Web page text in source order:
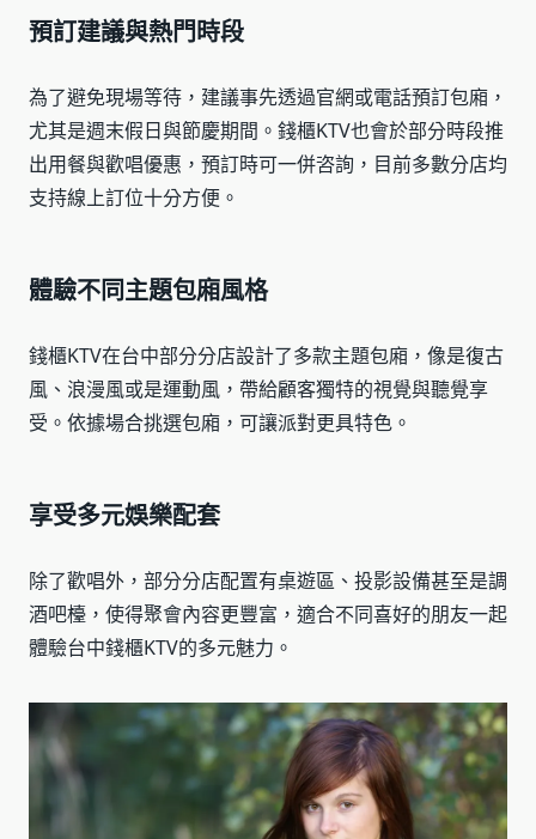
預訂建議與熱門時段
為了避免現場等待，建議事先透過官網或電話預訂包廂，
尤其是週末假日與節慶期間。錢櫃KTV也會於部分時段推
出用餐與歡唱優惠，預訂時可一併咨詢，目前多數分店均
支持線上訂位十分方便。
體驗不同主題包廂風格
錢櫃KTV在台中部分分店設計了多款主題包廂，像是復古
風、浪漫風或是運動風，帶給顧客獨特的視覺與聽覺享
受。依據場合挑選包廂，可讓派對更具特色。
享受多元娛樂配套
除了歡唱外，部分分店配置有桌遊區、投影設備甚至是調
酒吧檯，使得聚會內容更豐富，適合不同喜好的朋友一起
體驗台中錢櫃KTV的多元魅力。